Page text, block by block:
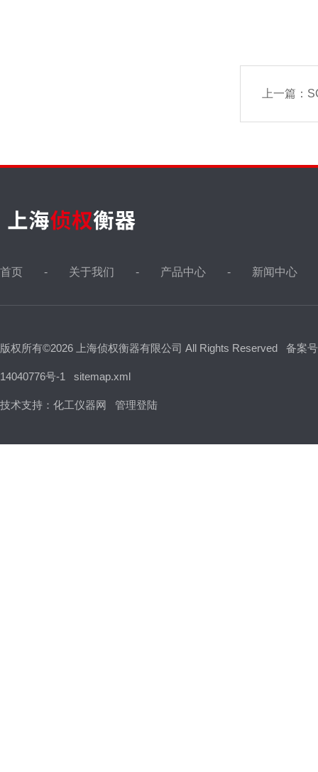
上一篇：
首页 关于我们 产品中心 新闻中心
版权所有©2026 上海侦权衡器有限公司 All Rights Reserved 备案
14040776号-1 sitemap.xml
技术支持： 化工仪器网 管理登陆